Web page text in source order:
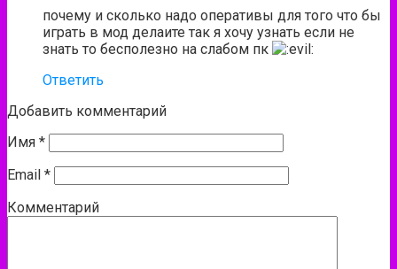
почему и сколько надо оперативы для того что бы
играть в мод делаите так я хочу узнать если не
знать то бесполезно на слабом пк
Ответить
Добавить комментарий
Имя *
Email *
Комментарий